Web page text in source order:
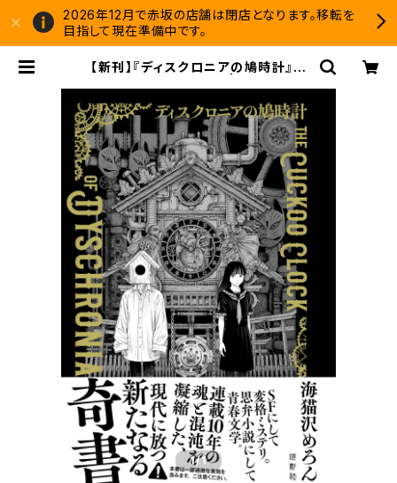
2026年12月で赤坂の店舗は閉店となります。移転を
目指して現在準備中です。
【新刊】『ディスクロニアの鳩時計』海
1/1